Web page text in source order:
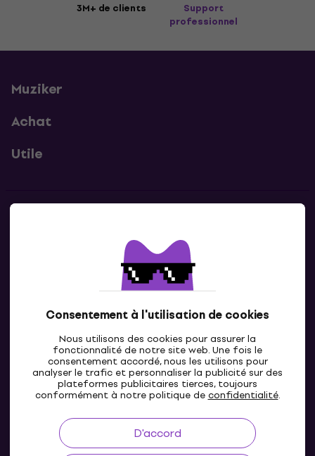
Consentement à l'utilisation de cookies
Nous utilisons des cookies pour assurer la
fonctionnalité de notre site web. Une fois le
consentement accordé, nous les utilisons pour
analyser le trafic et personnaliser la publicité sur des
plateformes publicitaires tierces, toujours
conformément à notre politique deconfidentialité.
D'accord
3M+ de clients
Support
professionnel
Muziker
Achat
Utile
Contacte nous
LU